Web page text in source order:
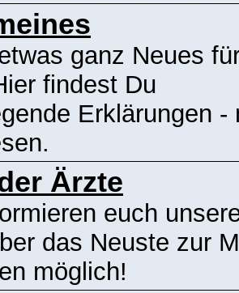
ganz Neues
findest Du
Erklärungen -
Ärzte
euch
das Neuste zur
möglich!